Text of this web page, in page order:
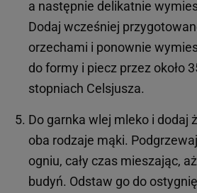
a następnie delikatnie
Dodaj wcześniej
orzechami i ponownie
do formy i piecz przez około
stopniach Celsjusza.
Do garnka wlej mleko i dodaj
oba rodzaje mąki.
ogniu, cały czas mieszając,
budyń. Odstaw go do